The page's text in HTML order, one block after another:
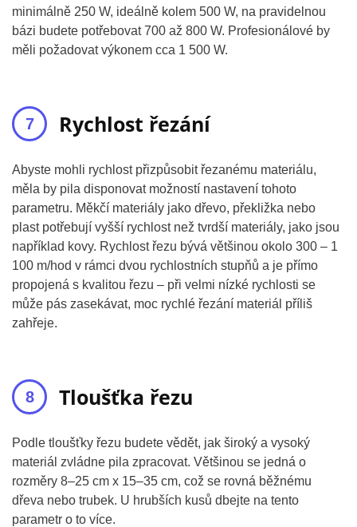
minimálně 250 W, ideálně kolem 500 W, na pravidelnou
bázi budete potřebovat 700 až 800 W. Profesionálové by
měli požadovat výkonem cca 1 500 W.
Rychlost řezání
Abyste mohli rychlost přizpůsobit řezanému materiálu,
měla by pila disponovat možností nastavení tohoto
parametru. Měkčí materiály jako dřevo, překližka nebo
plast potřebují vyšší rychlost než tvrdší materiály, jako jsou
například kovy. Rychlost řezu bývá většinou okolo 300 – 1
100 m/hod v rámci dvou rychlostních stupňů a je přímo
propojená s kvalitou řezu – při velmi nízké rychlosti se
může pás zasekávat, moc rychlé řezání materiál příliš
zahřeje.
Tloušťka řezu
Podle tloušťky řezu budete vědět, jak široký a vysoký
materiál zvládne pila zpracovat. Většinou se jedná o
rozměry 8–25 cm x 15–35 cm, což se rovná běžnému
dřeva nebo trubek. U hrubších kusů dbejte na tento
parametr o to více.